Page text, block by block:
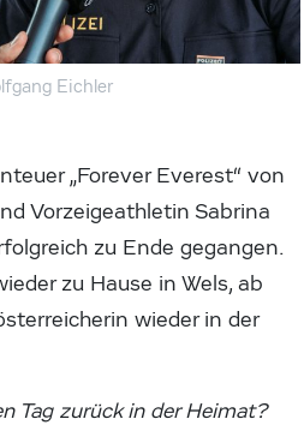
Eichler
„Forever Everest“ von
Vorzeigeathletin Sabrina
zu Ende gegangen.
zu Hause in Wels, ab
wieder in der
Tag zurück in der Heimat?